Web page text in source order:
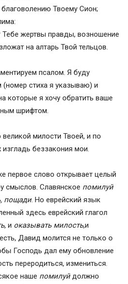
благоволению Твоему Сион;
Тебе жертвы правды, возношение
на алтарь Твой тельцов.
псалом. Я буду
(номер стиха я указываю) и
которые я хочу обратить ваше
шрифтом.
милости Твоей, и по
беззакония мои.
первое слово открывает целый
смыслов. Славянское помилуй
пощади. Но еврейский язык
здесь еврейский глагол
, и оказывать милость,и
Давид молится не только о
Господь дал ему обновление
переродиться, измениться.
наше помилуйдолжно